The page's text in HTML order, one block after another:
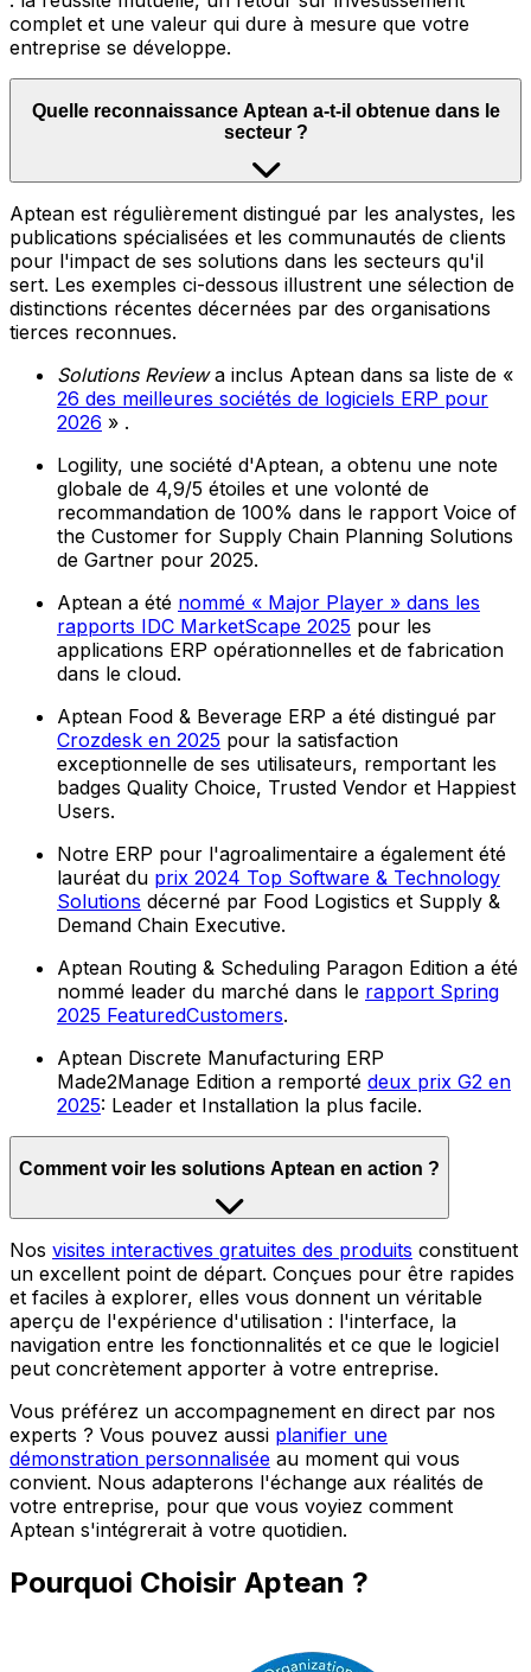
complet et une valeur qui dure à mesure que votre
entreprise se développe.
Quelle reconnaissance Aptean a-t-il obtenue dans le
secteur ?
Aptean est régulièrement distingué par les analystes, les
publications spécialisées et les communautés de clients
pour l'impact de ses solutions dans les secteurs qu'il
sert. Les exemples ci-dessous illustrent une sélection de
distinctions récentes décernées par des organisations
tierces reconnues.
Solutions Reviewa inclus Aptean dans sa liste de «
26 des meilleures sociétés de logiciels ERP pour
2026 » .
Logility, une société d'Aptean, a obtenu une note
globale de 4,9/5 étoiles et une volonté de
recommandation de 100% dans le rapport Voice of
the Customer for Supply Chain Planning Solutions
de Gartner pour 2025.
Aptean a été nommé « Major Player » dans les
rapports IDC MarketScape 2025 pour les
applications ERP opérationnelles et de fabrication
dans le cloud.
Aptean Food & Beverage ERP a été distingué par
Crozdesk en 2025 pour la satisfaction
exceptionnelle de ses utilisateurs, remportant les
badges Quality Choice, Trusted Vendor et Happiest
Users.
Notre ERP pour l'agroalimentaire a également été
lauréat du prix 2024 Top Software & Technology
Solutions décerné par Food Logistics et Supply &
Demand Chain Executive.
Aptean Routing & Scheduling Paragon Edition a été
nommé leader du marché dans le rapport Spring
2025 FeaturedCustomers.
Aptean Discrete Manufacturing ERP
Made2Manage Edition a remporté deux prix G2 en
2025: Leader et Installation la plus facile.
Comment voir les solutions Aptean en action ?
Nos visites interactives gratuites des produits constituent
un excellent point de départ. Conçues pour être rapides
et faciles à explorer, elles vous donnent un véritable
aperçu de l'expérience d'utilisation : l'interface, la
navigation entre les fonctionnalités et ce que le logiciel
peut concrètement apporter à votre entreprise.
Vous préférez un accompagnement en direct par nos
experts ? Vous pouvez aussi planifier une
démonstration personnalisée au moment qui vous
convient. Nous adapterons l'échange aux réalités de
votre entreprise, pour que vous voyiez comment
Aptean s'intégrerait à votre quotidien.
Pourquoi Choisir Aptean ?